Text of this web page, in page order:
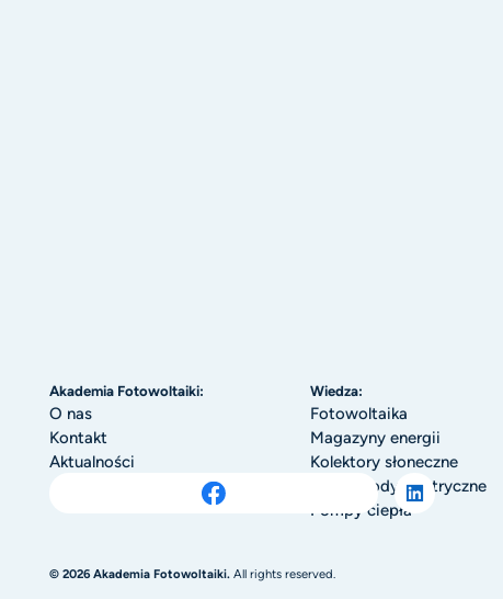
Akademia Fotowoltaiki:
O nas
Kontakt
Aktualności
Wiedza:
Fotowoltaika
Magazyny energii
Kolektory słoneczne
Samochody elektryczne
Pompy ciepła
© 2026 Akademia Fotowoltaiki.All rights reserved.